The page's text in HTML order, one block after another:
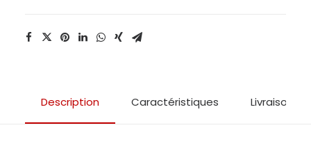
Description Caractéristiques Livraison &